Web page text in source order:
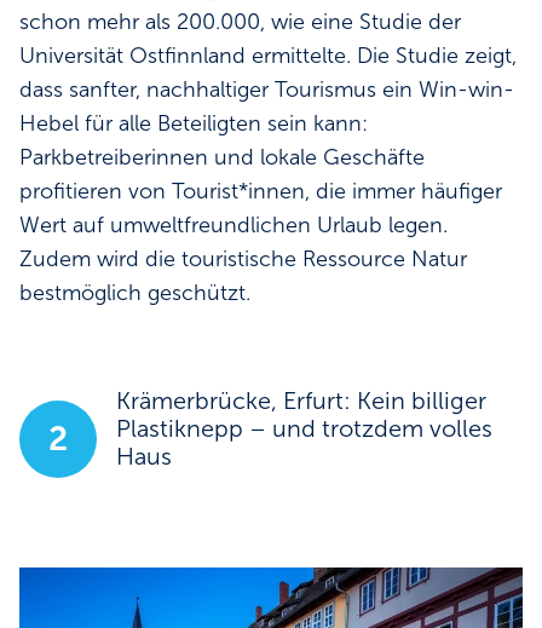
schon mehr als 200.000, wie eine Studie der
Universität Ostfinnland ermittelte. Die Studie zeigt,
dass sanfter, nachhaltiger Tourismus ein Win-win-
Hebel für alle Beteiligten sein kann:
Parkbetreiberinnen und lokale Geschäfte
profitieren von Tourist*innen, die immer häufiger
Wert auf umweltfreundlichen Urlaub legen.
Zudem wird die touristische Ressource Natur
bestmöglich geschützt.
2
Krämerbrücke, Erfurt: Kein billiger
Plastiknepp – und trotzdem volles
Haus